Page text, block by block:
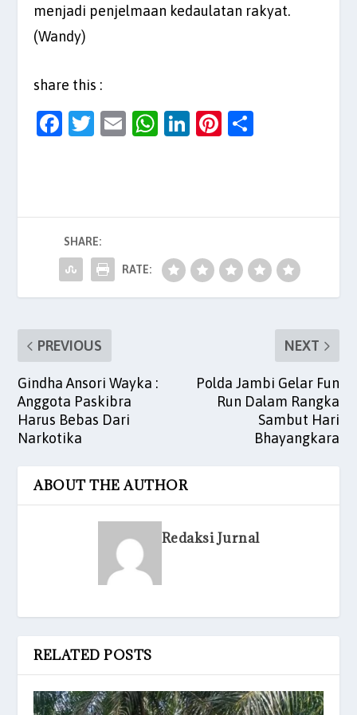
menjadi penjelmaan kedaulatan rakyat.
(Wandy)
share this :
F
b
o
o
k
T
E
W
A
p
p
Li
dI
n
Pi
t
SHARE:
RATE:
PREVIOUS
Gindha Ansori Wayka :
Anggota Paskibra
Harus Bebas Dari
Narkotika
NEXT
Polda Jambi Gelar Fun
Run Dalam Rangka
Sambut Hari
Bhayangkara
ABOUT THE AUTHOR
Redaksi Jurnal
RELATED POSTS